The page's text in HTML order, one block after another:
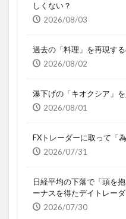
しくない？
2026/08/03
過去の「料理」を再現す
2026/08/02
瀑下げの「キオクシア」
2026/08/01
FXトレーダーに取って「
2026/07/31
日経平均の下落で「頭を
ーナスを得たデイトレー
2026/07/30